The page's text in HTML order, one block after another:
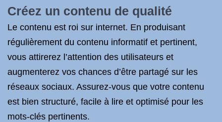
Créez un contenu de qualité
Le contenu est roi sur internet. En produisant
régulièrement du contenu informatif et pertinent,
vous attirerez l’attention des utilisateurs et
augmenterez vos chances d’être partagé sur les
réseaux sociaux. Assurez-vous que votre contenu
est bien structuré, facile à lire et optimisé pour les
mots-clés pertinents.